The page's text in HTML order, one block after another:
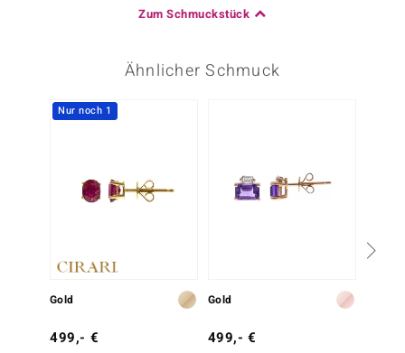
Zum Schmuckstück
Ähnlicher Schmuck
Nur noch 1
Gold
499,- €
Gold
499,- €